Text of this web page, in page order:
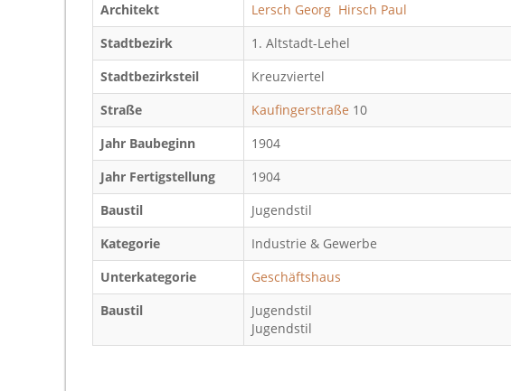
Architekt
Lersch Georg Hirsch Paul
Stadtbezirk
1. Altstadt-Lehel
Stadtbezirksteil
Kreuzviertel
Straße
Kaufingerstraße 10
Jahr Baubeginn
1904
Jahr Fertigstellung
1904
Baustil
Jugendstil
Kategorie
Industrie & Gewerbe
Unterkategorie
Geschäftshaus
Baustil
Jugendstil
Jugendstil